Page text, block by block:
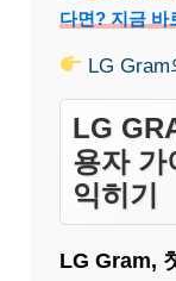
다면? 지금 바
LG
LG
용자 가
익히기
LG Gram,